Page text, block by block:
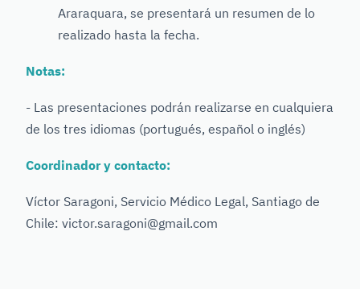
Araraquara, se presentará un resumen de lo
realizado hasta la fecha.
Notas:
- Las presentaciones podrán realizarse en cualquiera
de los tres idiomas (portugués, español o inglés)
Coordinador y contacto:
Víctor Saragoni, Servicio Médico Legal, Santiago de
Chile: victor.saragoni@gmail.com